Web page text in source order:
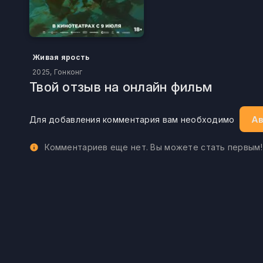
Живая ярость
2025, Гонконг
Твой отзыв на онлайн фильм
Для добавления комментария вам необходимо
Комментариев еще нет. Вы можете стать первым!